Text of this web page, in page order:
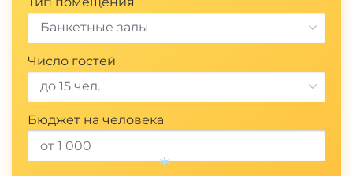
Банкетные залы
Число гостей
до 15 чел.
Бюджет на человека
*